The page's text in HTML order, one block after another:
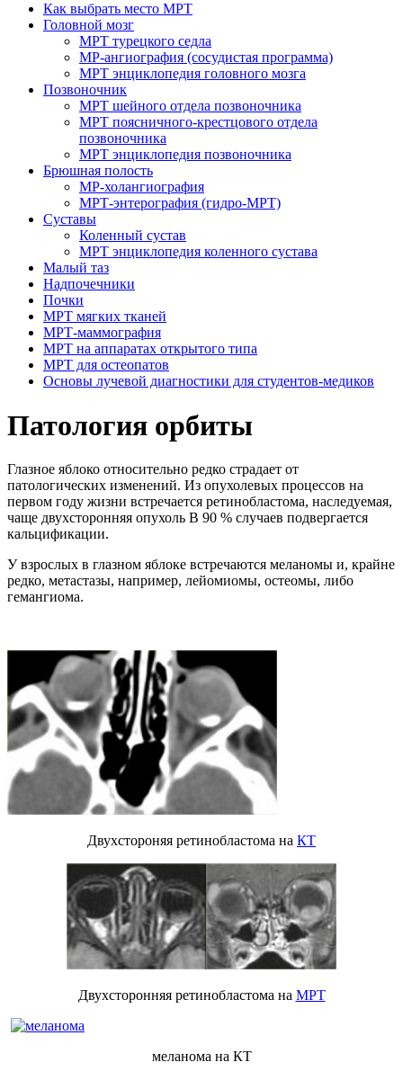
Как выбрать место МРТ
Головной мозг
МРТ турецкого седла
МР-ангиография (сосудистая программа)
МРТ энциклопедия головного мозга
Позвоночник
МРТ шейного отдела позвоночника
МРТ поясничного-крестцового отдела
позвоночника
МРТ энциклопедия позвоночника
Брюшная полость
МР-холангиография
МРТ-энтерография (гидро-МРТ)
Суставы
Коленный сустав
МРТ энциклопедия коленного сустава
Малый таз
Надпочечники
Почки
МРТ мягких тканей
МРТ-маммография
МРТ на аппаратах открытого типа
МРТ для остеопатов
Основы лучевой диагностики для студентов-медиков
Патология орбиты
Глазное яблоко относительно редко страдает от
патологических изменений. Из опухолевых процессов на
первом году жизни встречается ретинобластома, наследуемая,
чаще двухсторонняя опухоль В 90 % случаев подвергается
кальцификации.
У взрослых в глазном яблоке встречаются меланомы и, крайне
редко, метастазы, например, лейомиомы, остеомы, либо
гемангиома.
Двухстороняя ретинобластома на КТ
Двухсторонняя ретинобластома на МРТ
меланома на КТ